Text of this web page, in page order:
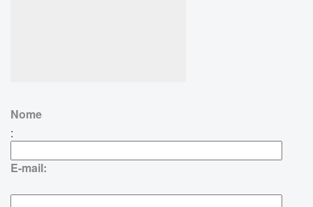
Nome
:
E-mail: